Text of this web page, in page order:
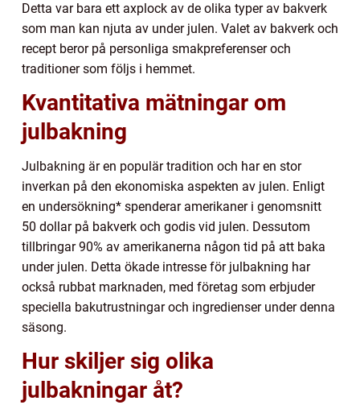
Detta var bara ett axplock av de olika typer av bakverk
som man kan njuta av under julen. Valet av bakverk och
recept beror på personliga smakpreferenser och
traditioner som följs i hemmet.
Kvantitativa mätningar om
julbakning
Julbakning är en populär tradition och har en stor
inverkan på den ekonomiska aspekten av julen. Enligt
en undersökning* spenderar amerikaner i genomsnitt
50 dollar på bakverk och godis vid julen. Dessutom
tillbringar 90% av amerikanerna någon tid på att baka
under julen. Detta ökade intresse för julbakning har
också rubbat marknaden, med företag som erbjuder
speciella bakutrustningar och ingredienser under denna
säsong.
Hur skiljer sig olika
julbakningar åt?